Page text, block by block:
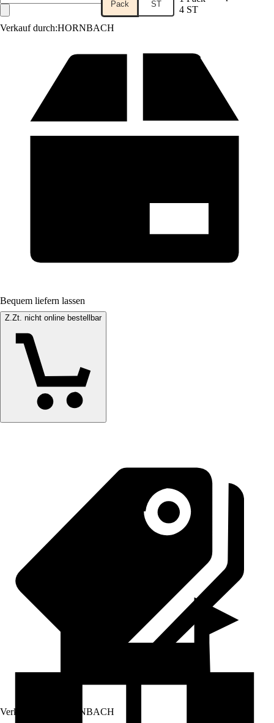
Verkauf durch:HORNBACH
Pack ST
4 ST
Bequem liefern lassen
Z.Zt. nicht online bestellbar
Verkauf durch: HORNBACH